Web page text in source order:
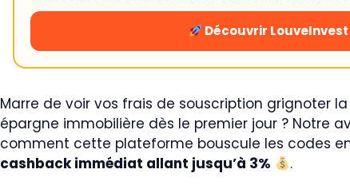
Découvrir LouveInvest
Marre de voir vos frais de souscription grignoter
épargne immobilière dès le premier jour ? Notre
comment cette plateforme bouscule les codes
cashback immédiat allant jusqu’à 3%
.